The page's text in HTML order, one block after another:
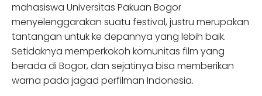
mahasiswa Universitas Pakuan Bogor
menyelenggarakan suatu festival, justru merupakan
tantangan untuk ke depannya yang lebih baik.
Setidaknya memperkokoh komunitas film yang
berada di Bogor, dan sejatinya bisa memberikan
warna pada jagad perfilman Indonesia.